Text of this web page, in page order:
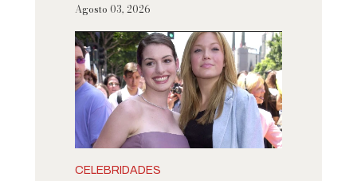
Agosto 03, 2026
CELEBRIDADES